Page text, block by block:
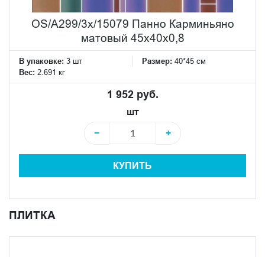
OS/A299/3x/15079 Панно Карминьяно
матовый 45x40x0,8
В упаковке: 3 шт Размер: 40*45 см
Вес: 2.691 кг
1 952 руб.
шт
−
+
КУПИТЬ
ПЛИТКА